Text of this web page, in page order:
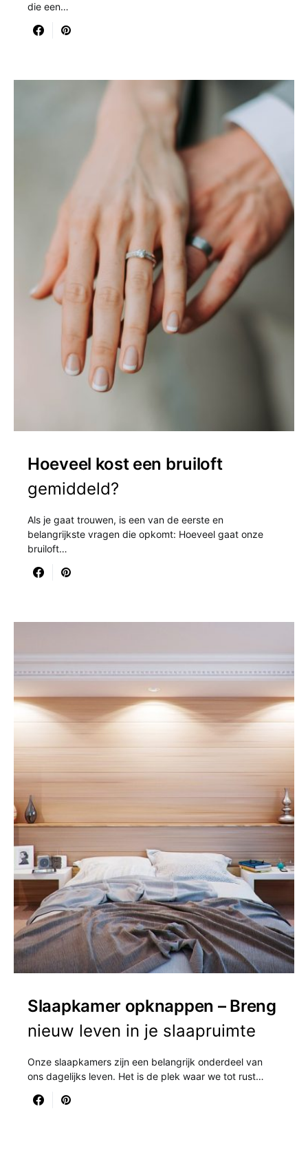
die een…
Hoeveel kost een bruiloft
gemiddeld?
Als je gaat trouwen, is een van de eerste en
belangrijkste vragen die opkomt: Hoeveel gaat onze
bruiloft…
Slaapkamer opknappen – Breng
nieuw leven in je slaapruimte
Onze slaapkamers zijn een belangrijk onderdeel van
ons dagelijks leven. Het is de plek waar we tot rust…